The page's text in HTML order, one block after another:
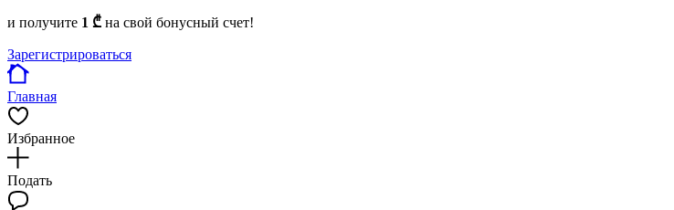
и получите 1 ₾ на свой бонусный счет!
Зарегистрироваться
Главная
Избранное
Подать